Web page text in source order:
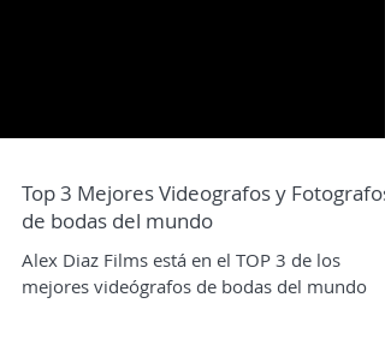
Top 3 Mejores Videografos y Fotografos
de bodas del mundo